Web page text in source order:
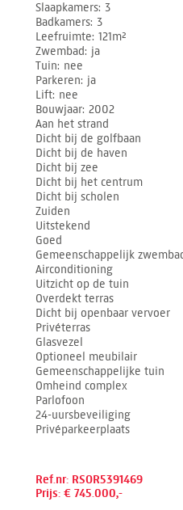
Slaapkamers 3
Badkamers 3
Leefruimte 121m²
Zwembad ja
Tuin nee
Parkeren ja
Lift nee
Bouwjaar 2002
Aan het strand
Dicht bij de golfbaan
Dicht bij de haven
Dicht bij zee
Dicht bij het centrum
Dicht bij scholen
Zuiden
Uitstekend
Goed
Gemeenschappelijk
Airconditioning
Uitzicht op de tuin
Overdekt terras
Dicht bij openbaar vervoer
Privéterras
Glasvezel
Optioneel meubilair
Gemeenschappelijke tuin
Omheind complex
Parlofoon
24-uursbeveiliging
Privéparkeerplaats
Ref.nr: RSOR5391469
Prijs: € 745.000,-